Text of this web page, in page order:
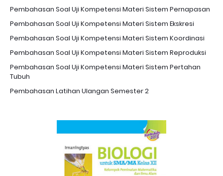
Pembahasan Soal Uji Kompetensi Materi Sistem Pernapasan
Pembahasan Soal Uji Kompetensi Materi Sistem Ekskresi
Pembahasan Soal Uji Kompetensi Materi Sistem Koordinasi
Pembahasan Soal Uji Kompetensi Materi Sistem Reproduksi
Pembahasan Soal Uji Kompetensi Materi Sistem Pertahan
Tubuh
Pembahasan Latihan Ulangan Semester 2